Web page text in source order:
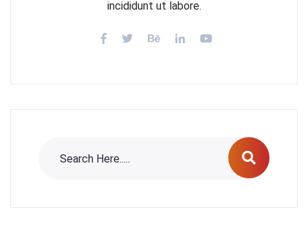
incididunt ut labore.